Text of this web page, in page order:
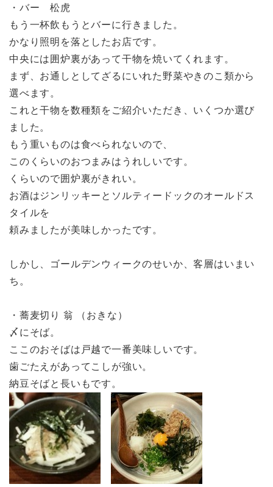
・バー 松虎
もう一杯飲もうとバーに行きました。
かなり照明を落としたお店です。
中央には囲炉裏があって干物を焼いてくれます。
まず、お通しとしてざるにいれた野菜やきのこ類から
選べます。
これと干物を数種類をご紹介いただき、いくつか選び
ました。
もう重いものは食べられないので、
このくらいのおつまみはうれしいです。
くらいので囲炉裏がきれい。
お酒はジンリッキーとソルティードックのオールドス
タイルを
頼みましたが美味しかったです。
しかし、ゴールデンウィークのせいか、客層はいまい
ち。
・蕎麦切り 翁 （おきな）
〆にそば。
ここのおそばは戸越で一番美味しいです。
歯ごたえがあってこしが強い。
納豆そばと長いもです。